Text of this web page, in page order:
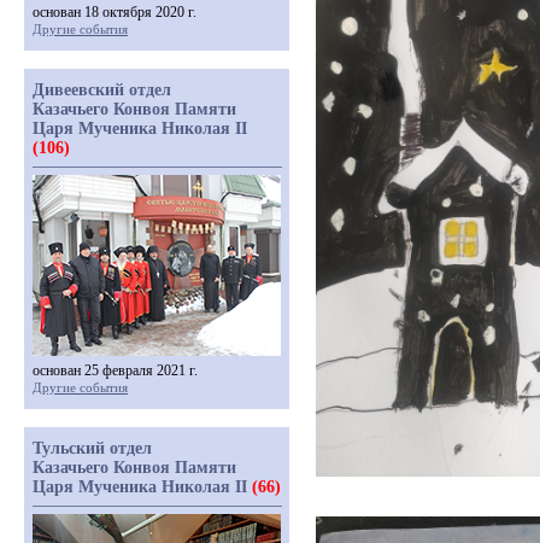
основан 18 октября 2020 г.
Другие события
Дивеевский отдел
Казачьего Конвоя Памяти
Царя Мученика Николая II
(106)
основан 25 февраля 2021 г.
Другие события
Тульский отдел
Казачьего Конвоя Памяти
Царя Мученика Николая II (66)